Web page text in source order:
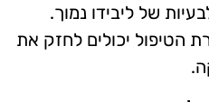
של ליבידו נמוך.
הטיפול יכולים לחזק את